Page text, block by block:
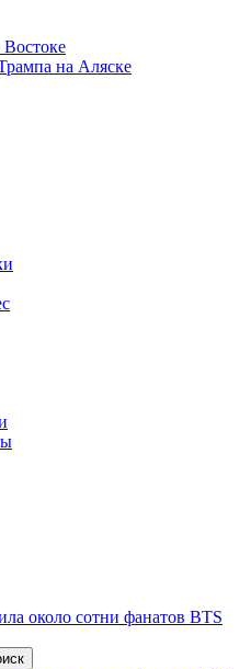
на Аляске
около сотни фанатов BTS